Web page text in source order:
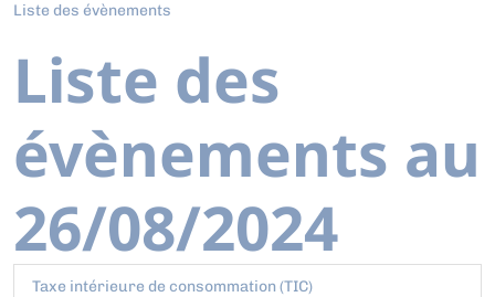
Liste des évènements
Liste des
évènements au
26/08/2024
Taxe intérieure de consommation (TIC)